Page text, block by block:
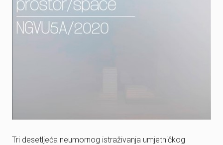
Tri desetljeća neumornog istraživanja umjetničkog